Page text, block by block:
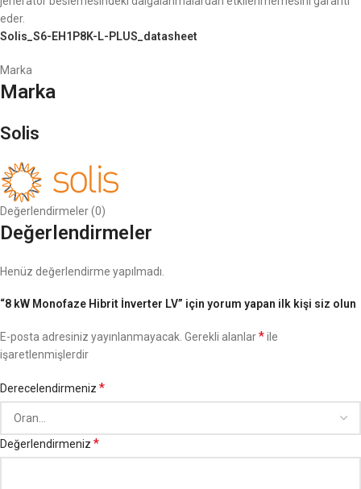
eder.
Solis_S6-EH1P8K-L-PLUS_datasheet
Marka
Marka
Solis
Değerlendirmeler (0)
Değerlendirmeler
Henüz değerlendirme yapılmadı.
“8 kW Monofaze Hibrit İnverter LV” için yorum yapan ilk kişi siz olun
E-posta adresiniz yayınlanmayacak. Gerekli alanlar*ile
işaretlenmişlerdir
Derecelendirmeniz *
Değerlendirmeniz *